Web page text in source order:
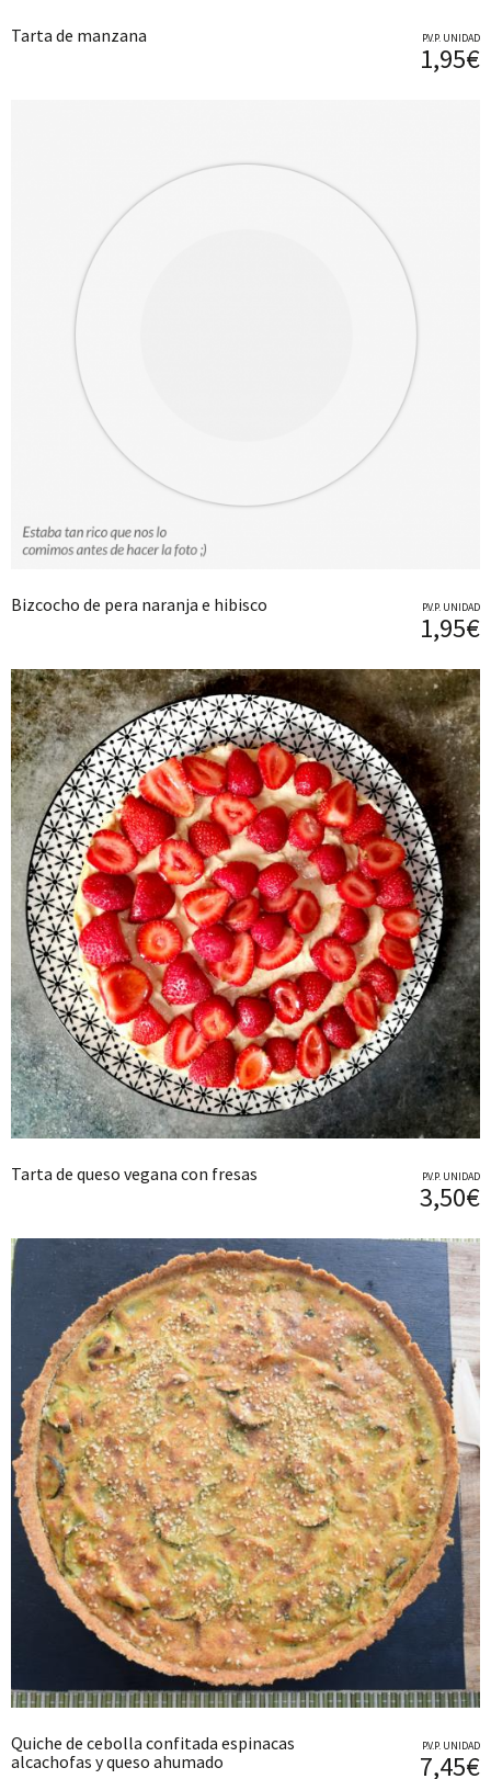
Tarta de manzana P.V.P. UNIDAD
1,95€
Bizcocho de pera naranja e hibisco P.V.P. UNIDAD
1,95€
Tarta de queso vegana con fresas P.V.P. UNIDAD
3,50€
Quiche de cebolla confitada espinacas
alcachofas y queso ahumado
P.V.P. UNIDAD
7,45€